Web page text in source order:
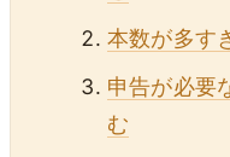
本数が多す
申告が必要
む